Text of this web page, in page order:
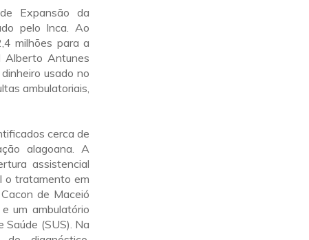
Expansão da
pelo Inca. Ao
milhões para a
Alberto Antunes
usado no
ambulatoriais,
cerca de
alagoana. A
assistencial
o tratamento em
de Maceió
um ambulatório
Saúde (SUS). Na